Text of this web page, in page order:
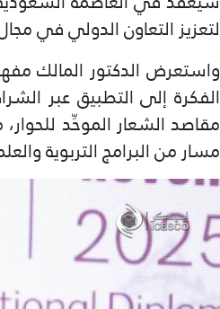
غير راض للغاية
لتعزيز التعاون الدولي في
واستعرض الدكتور المالك
الفكرة إلى التطبيق عبر
مقاصد الشعار الموحِّد
مسار من البرامج التربوية